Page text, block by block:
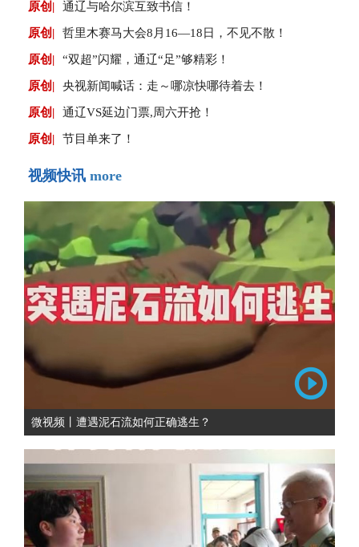
原创| 通辽与哈尔滨互致书信！
原创| 哲里木赛马大会8月16—18日，不见不散！
原创| “双超”闪耀，通辽“足”够精彩！
原创| 央视新闻喊话：走～哪凉快哪待着去！
原创| 通辽VS延边门票,周六开抢！
原创| 节目单来了！
视频快讯 more
微视频丨遭遇泥石流如何正确逃生？